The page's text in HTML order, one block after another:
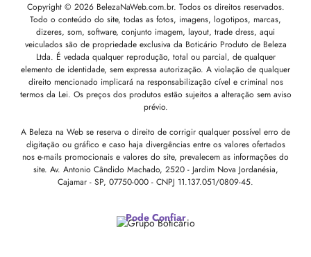
Copyright © 2026 BelezaNaWeb.com.br. Todos os direitos reservados.
Todo o conteúdo do site, todas as fotos, imagens, logotipos, marcas,
dizeres, som, software, conjunto imagem, layout, trade dress, aqui
veiculados são de propriedade exclusiva da Boticário Produto de Beleza
Ltda. É vedada qualquer reprodução, total ou parcial, de qualquer
elemento de identidade, sem expressa autorização. A violação de qualquer
direito mencionado implicará na responsabilização cível e criminal nos
termos da Lei. Os preços dos produtos estão sujeitos a alteração sem aviso
prévio.
A Beleza na Web se reserva o direito de corrigir qualquer possível erro de
digitação ou gráfico e caso haja divergências entre os valores ofertados
nos e-mails promocionais e valores do site, prevalecem as informações do
site. Av. Antonio Cândido Machado, 2520 - Jardim Nova Jordanésia,
Cajamar - SP, 07750-000 - CNPJ 11.137.051/0809-45.
Pode Confiar